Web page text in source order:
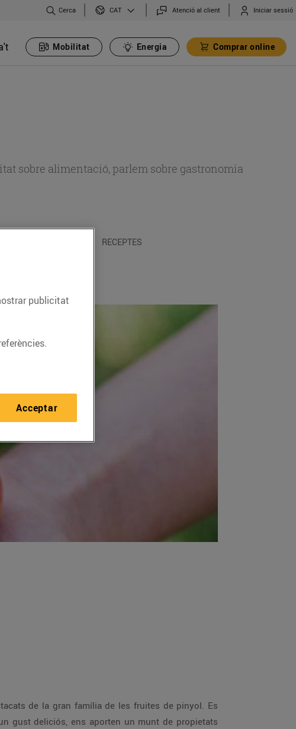
Cerca CAT Atenció al client Iniciar sessió
Mobilitat Energia Comprar online
sobre alimentació, parlem sobre gastronomia
RECEPTES
de la gran família de les fruites de pinyol. Es
gust deliciós, ens aporten un munt de propietats
publicitat
Acceptar